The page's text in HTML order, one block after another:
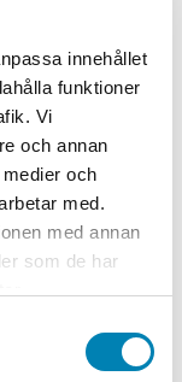
innehållet
funktioner
Vi
och annan
och
med.
med annan
som de har
blå
Lägg till i
Lägg till i